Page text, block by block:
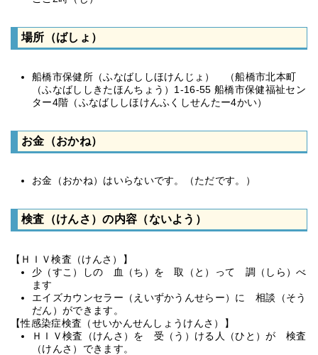
場所（ばしょ）
船橋市保健所（ふなばししほけんじょ） （船橋市北本町
（ふなばししきたほんちょう）1-16-55 船橋市保健福祉セン
ター4階（ふなばししほけんふくしせんたー4かい）
お金（おかね）
お金（おかね）はいらないです。（ただです。）
検査（けんさ）の内容（ないよう）
【ＨＩＶ検査（けんさ）】
少（すこ）しの 血（ち）を 取（と）って 調（しら）べ
ます
エイズカウンセラー（えいずかうんせらー）に 相談（そう
だん）ができます。
【性感染症検査（せいかんせんしょうけんさ）】
ＨＩＶ検査（けんさ）を 受（う）ける人（ひと）が 検査
（けんさ）できます。